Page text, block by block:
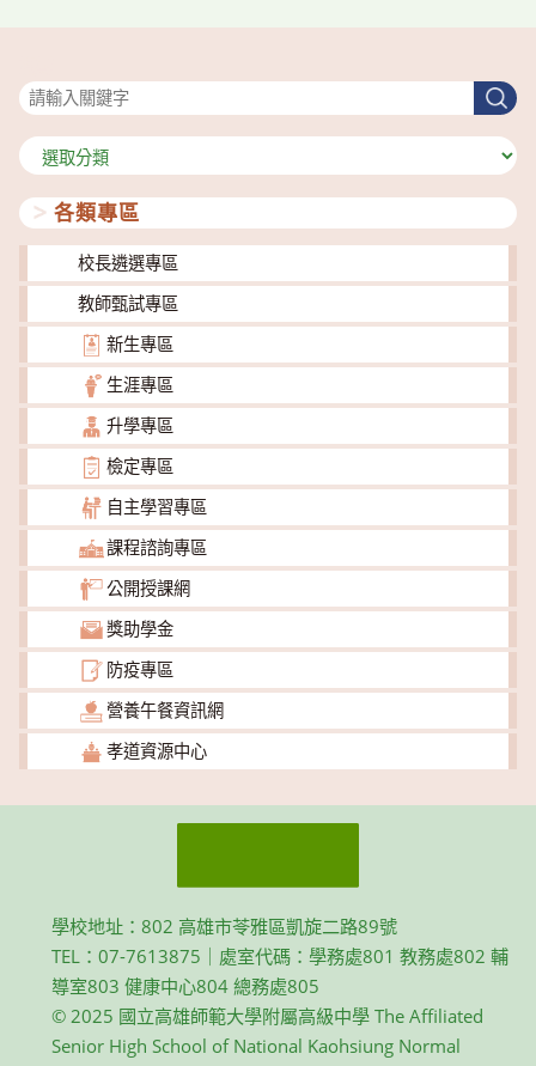
搜
尋
分
類
各類專區
校長遴選專區
教師甄試專區
新生專區
生涯專區
升學專區
檢定專區
自主學習專區
課程諮詢專區
公開授課網
獎助學金
防疫專區
營養午餐資訊網
孝道資源中心
學校地址：802 高雄市苓雅區凱旋二路89號
TEL：07-7613875｜處室代碼：學務處801 教務處802 輔
導室803 健康中心804 總務處805
© 2025 國立高雄師範大學附屬高級中學 The Affiliated
Senior High School of National Kaohsiung Normal